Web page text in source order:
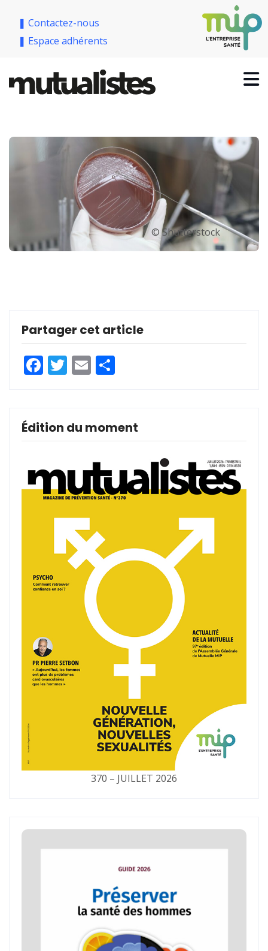
❚ Contactez-nous
❚ Espace adhérents
© Shutterstock
Partager cet article
Facebook
Twitter
Email
Édition du moment
370 – JUILLET 2026